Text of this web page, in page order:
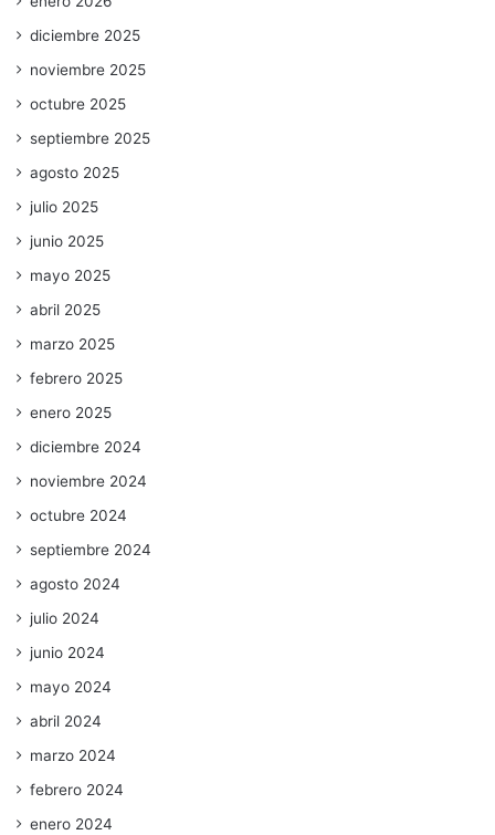
diciembre 2025
noviembre 2025
octubre 2025
septiembre 2025
agosto 2025
julio 2025
junio 2025
mayo 2025
abril 2025
marzo 2025
febrero 2025
enero 2025
diciembre 2024
noviembre 2024
octubre 2024
septiembre 2024
agosto 2024
julio 2024
junio 2024
mayo 2024
abril 2024
marzo 2024
febrero 2024
enero 2024